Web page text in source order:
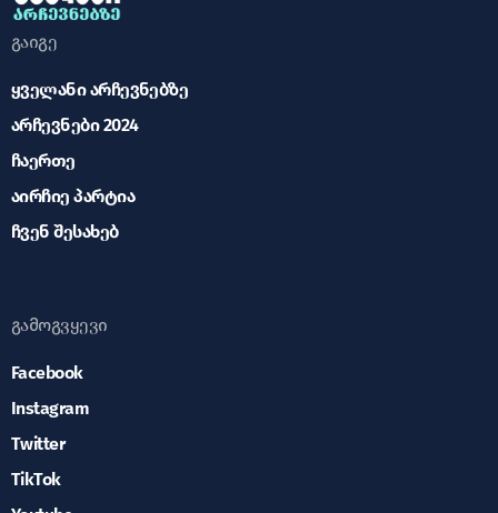
გაიგე
ყველანი არჩევნებზე
არჩევნები 2024
ჩაერთე
აირჩიე პარტია
ჩვენ შესახებ
გამოგვყევი
Facebook
Instagram
Twitter
TikTok